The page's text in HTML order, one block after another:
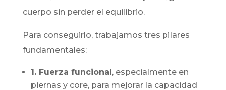
cuerpo sin perder el equilibrio.
Para conseguirlo, trabajamos tres pilares
fundamentales:
1. Fuerza funcional, especialmente en
piernas y core, para mejorar la capacidad